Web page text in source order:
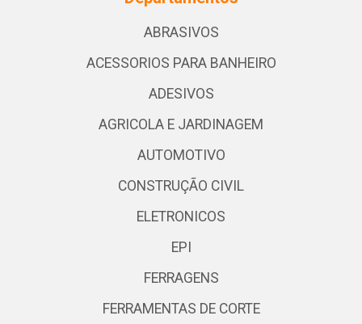
ABRASIVOS
ACESSORIOS PARA BANHEIRO
ADESIVOS
AGRICOLA E JARDINAGEM
AUTOMOTIVO
CONSTRUÇÃO CIVIL
ELETRONICOS
EPI
FERRAGENS
FERRAMENTAS DE CORTE